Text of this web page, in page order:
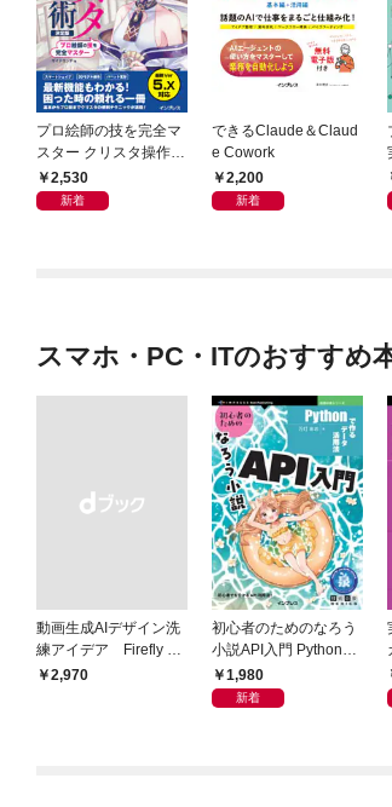
プロ絵師の技を完全マ
スター クリスタ操作術
決定版 改訂2版 CLIP S
TUDIO PAINT PRO/E
2,530
新着
できるClaude＆Claud
e Cowork
2,200
新着
スマホ・PC・ITのおすすめ
動画生成AIデザイン洗
練アイデア Firefly &
Veo， Kling， etc.
￥2,970
初心者のためのなろう
小説API入門 Pythonで
作るデータ活用法
1,980
新着